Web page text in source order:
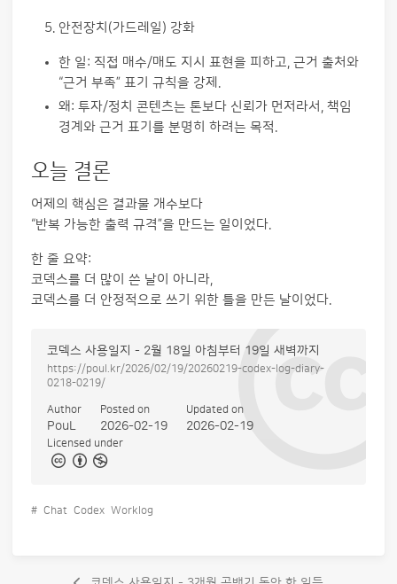
안전장치(가드레일) 강화
한 일: 직접 매수/매도 지시 표현을 피하고, 근거 출처와
“근거 부족” 표기 규칙을 강제.
왜: 투자/정치 콘텐츠는 톤보다 신뢰가 먼저라서, 책임
경계와 근거 표기를 분명히 하려는 목적.
오늘 결론
어제의 핵심은 결과물 개수보다
“반복 가능한 출력 규격”을 만드는 일이었다.
한 줄 요약:
코덱스를 더 많이 쓴 날이 아니라,
코덱스를 더 안정적으로 쓰기 위한 틀을 만든 날이었다.
코덱스 사용일지 - 2월 18일 아침부터 19일 새벽까지
https://poul.kr/2026/02/19/20260219-codex-log-diary-
0218-0219/
Author
PouL
Posted on
2026-02-19
Updated on
2026-02-19
Licensed under
# Chat Codex Worklog